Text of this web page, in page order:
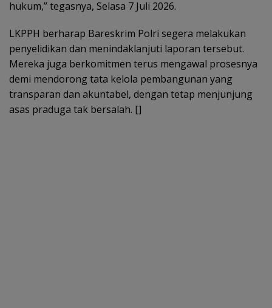
hukum,” tegasnya, Selasa 7 Juli 2026.
LKPPH berharap Bareskrim Polri segera melakukan
penyelidikan dan menindaklanjuti laporan tersebut.
Mereka juga berkomitmen terus mengawal prosesnya
demi mendorong tata kelola pembangunan yang
transparan dan akuntabel, dengan tetap menjunjung
asas praduga tak bersalah. []